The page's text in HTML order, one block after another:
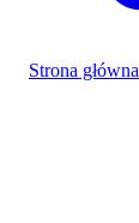
Strona główna